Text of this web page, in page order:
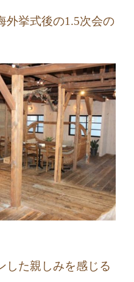
外挙式後の1.5次会の
した親しみを感じる